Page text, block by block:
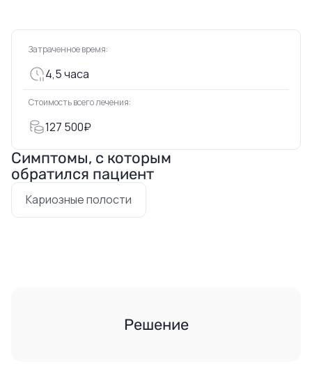
Затраченное время:
4,5 часа
Стоимость всего лечения:
127 500₽
Симптомы, с которым
обратился пациент
Кариозные полости
Решение